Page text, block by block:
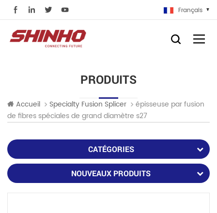
Français
PRODUITS
Accueil Specialty Fusion Splicer
épisseuse par fusion
de fibres spéciales de grand diamètre s27
CATÉGORIES
NOUVEAUX PRODUITS